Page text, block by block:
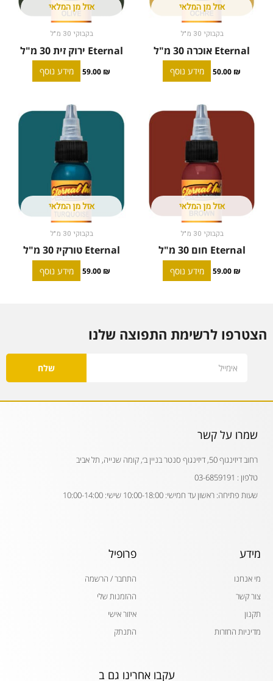
אזל מן המלאי
בקבוקי 30 מ"ל
Eternal אוכרה 30 מ"ל
50.00 ₪ מידע נוסף
אזל מן המלאי
בקבוקי 30 מ"ל
Eternal ירוק זית 30 מ"ל
59.00 ₪ מידע נוסף
אזל מן המלאי
בקבוקי 30 מ"ל
Eternal חום 30 מ"ל
59.00 ₪ מידע נוסף
אזל מן המלאי
בקבוקי 30 מ"ל
Eternal טורקיז 30 מ"ל
59.00 ₪ מידע נוסף
הצטרפו לרשימת התפוצה שלנו
שלח
שמרו על קשר
רחוב דיזינגוף 50, דיזינגוף סנטר בניין ב׳, קומה שנייה, תל אביב
טלפון : 03-6859191
שעות פתיחה: ראשון עד חמישי: 10:00-18:00 שישי: 10:00-14:00
מידע
מי אנחנו
צור קשר
תקנון
מדיניות החזרות
פרופיל
התחבר / הרשמה
ההזמנות שלי
איזור אישי
התנתק
עקבו אחרינו גם ב